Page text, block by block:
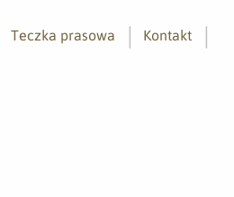
Teczka prasowa
Kontakt